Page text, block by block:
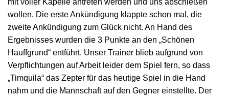
mit voller Kapelle antreten werden und uns abschießen
wollen. Die erste Ankündigung klappte schon mal, die
zweite Ankündigung zum Glück nicht. An Hand des
Ergebnisses wurden die 3 Punkte an den „Schönen
Hauffgrund“ entführt. Unser Trainer blieb aufgrund von
Verpflichtungen auf Arbeit leider dem Spiel fern, so dass
„Timquila“ das Zepter für das heutige Spiel in die Hand
nahm und die Mannschaft auf den Gegner einstellte. Der